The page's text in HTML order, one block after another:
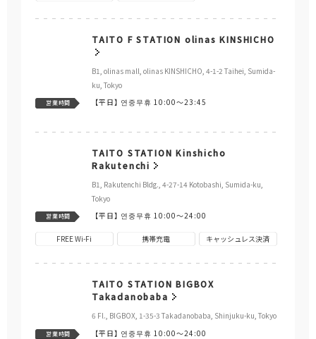
TAITO F STATION olinas KINSHICHO
B1, olinas mall, olinas KINSHICHO, 4-1-2 Taihei, Sumida-
ku, Tokyo
営業時間 【平日】 연중무휴 10:00～23:45
TAITO STATION Kinshicho
Rakutenchi
B1, Rakutenchi Bldg., 4-27-14 Kotobashi, Sumida-ku,
Tokyo
営業時間 【平日】 연중무휴 10:00～24:00
FREE Wi-Fi 携帯充電 キャッシュレス決済
TAITO STATION BIGBOX
Takadanobaba
6 Fl., BIGBOX, 1-35-3 Takadanobaba, Shinjuku-ku, Tokyo
営業時間 【平日】 연중무휴 10:00～24:00